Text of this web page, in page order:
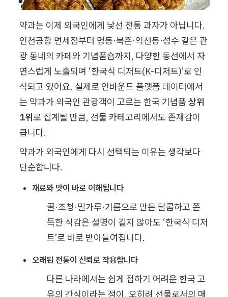
약과는 이제 외국인에게 낯선 전통 과자가 아닙니다.
인천공항 면세점부터 명동·북촌·익선동·성수 같은 관
광 동네의 카페와 기념품숍까지, 다양한 동선에서 자
연스럽게 노출되며 ‘한국식 디저트(K-디저트)’로 인
식되고 있어요. 실제로 인바운드 플랫폼 데이터에서
는 약과가 외국인 관광객이 고르는 한국 기념품 상위
1위로 집계될 만큼, 선물 카테고리에서도 존재감이
큽니다.
약과가 외국인에게 다시 선택되는 이유는 생각보다
단순합니다.
재료와 맛이 바로 이해됩니다
꿀·조청·밀가루·기름으로 만든 달콤하고 쫀
득한 식감은 설명이 길지 않아도 ‘한국식 디저
트’로 바로 받아들여집니다.
오래된 전통이 신뢰로 작용합니다
다른 나라에서는 쉽게 접하기 어려운 한국 고
유의 간식이라는 점이, 오히려 선물로서의 매